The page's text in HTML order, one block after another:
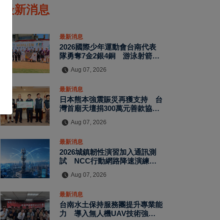
最新消息
最新消息
2026國際少年運動會台南代表
隊勇奪7金2銀4銅 游泳射箭籃
Aug 07, 2026
最新消息
日本熊本強震賑災再獲支持 台
灣首廟天壇捐300萬元善款協助
Aug 07, 2026
最新消息
2026城鎮韌性演習加入通訊測
試 NCC行動網路降速演練驗
Aug 07, 2026
最新消息
台南水土保持服務團提升專業能
力 導入無人機UAV技術強化